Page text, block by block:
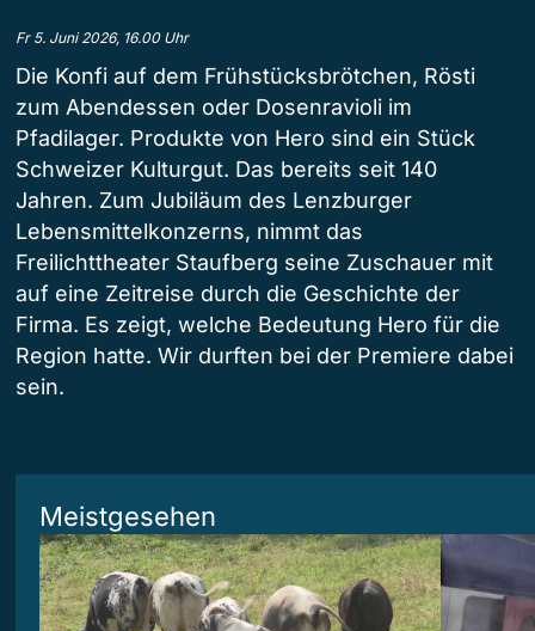
Fr 5. Juni 2026, 16.00 Uhr
Die Konfi auf dem Frühstücksbrötchen, Rösti
zum Abendessen oder Dosenravioli im
Pfadilager. Produkte von Hero sind ein Stück
Schweizer Kulturgut. Das bereits seit 140
Jahren. Zum Jubiläum des Lenzburger
Lebensmittelkonzerns, nimmt das
Freilichttheater Staufberg seine Zuschauer mit
auf eine Zeitreise durch die Geschichte der
Firma. Es zeigt, welche Bedeutung Hero für die
Region hatte. Wir durften bei der Premiere dabei
sein.
Meistgesehen